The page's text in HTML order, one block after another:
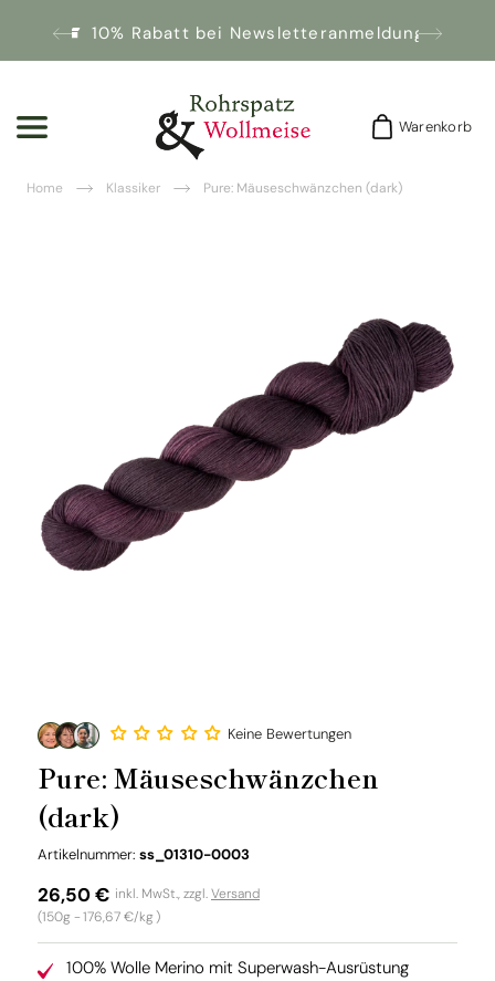
10% Rabatt bei Newsletteranmeldung!
Warenkorb
Warenkorb
Home Klassiker Pure: Mäuseschwänzchen (dark)
Keine Bewertungen
Pure: Mäuseschwänzchen
(dark)
Artikelnummer: SKU:
ss_01310-0003
Normaler
Preis
26,50 €
(150g -Grundpreis
176,67 €/kg)
inkl. MwSt., zzgl.Versand
100% Wolle Merino mit Superwash-Ausrüstung